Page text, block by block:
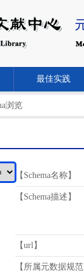
最佳实践
浏览
【Schema名称】
【Schema描述】
【url】
【所属元数据规范